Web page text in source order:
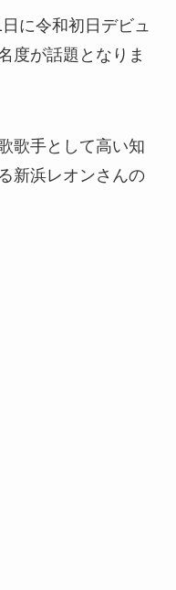
に令和初日デビュ
度が話題となりま
歌手として高い知
新浜レオンさんの